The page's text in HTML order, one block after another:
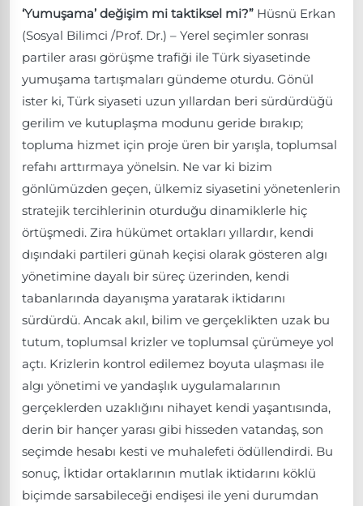
‘Yumuşama’ değişim mi taktiksel mi?” Hüsnü Erkan
(Sosyal Bilimci /Prof. Dr.) – Yerel seçimler sonrası
partiler arası görüşme trafiği ile Türk siyasetinde
yumuşama tartışmaları gündeme oturdu. Gönül
ister ki, Türk siyaseti uzun yıllardan beri sürdürdüğü
gerilim ve kutuplaşma modunu geride bırakıp;
topluma hizmet için proje üren bir yarışla, toplumsal
refahı arttırmaya yönelsin. Ne var ki bizim
gönlümüzden geçen, ülkemiz siyasetini yönetenlerin
stratejik tercihlerinin oturduğu dinamiklerle hiç
örtüşmedi. Zira hükümet ortakları yıllardır, kendi
dışındaki partileri günah keçisi olarak gösteren algı
yönetimine dayalı bir süreç üzerinden, kendi
tabanlarında dayanışma yaratarak iktidarını
sürdürdü. Ancak akıl, bilim ve gerçeklikten uzak bu
tutum, toplumsal krizler ve toplumsal çürümeye yol
açtı. Krizlerin kontrol edilemez boyuta ulaşması ile
algı yönetimi ve yandaşlık uygulamalarının
gerçeklerden uzaklığını nihayet kendi yaşantısında,
derin bir hançer yarası gibi hisseden vatandaş, son
seçimde hesabı kesti ve muhalefeti ödüllendirdi. Bu
sonuç, İktidar ortaklarının mutlak iktidarını köklü
biçimde sarsabileceği endişesi ile yeni durumdan